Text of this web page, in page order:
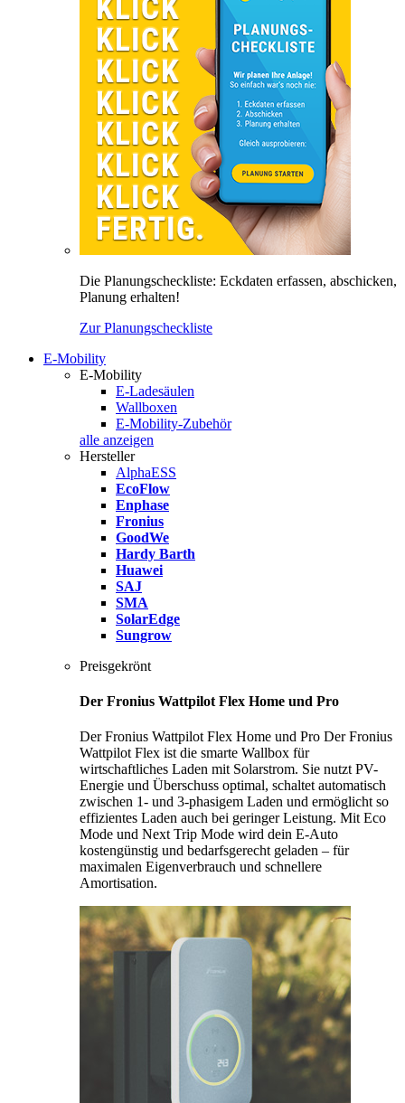
Die Planungscheckliste: Eckdaten erfassen, abschicken,
Planung erhalten!
Zur Planungscheckliste
E-Mobility
E-Mobility
E-Ladesäulen
Wallboxen
E-Mobility-Zubehör
alle anzeigen
Hersteller
AlphaESS
EcoFlow
Enphase
Fronius
GoodWe
Hardy Barth
Huawei
SAJ
SMA
SolarEdge
Sungrow
Preisgekrönt
Der Fronius Wattpilot Flex Home und Pro
Der Fronius Wattpilot Flex Home und Pro Der Fronius
Wattpilot Flex ist die smarte Wallbox für
wirtschaftliches Laden mit Solarstrom. Sie nutzt PV-
Energie und Überschuss optimal, schaltet automatisch
zwischen 1- und 3-phasigem Laden und ermöglicht so
effizientes Laden auch bei geringer Leistung. Mit Eco
Mode und Next Trip Mode wird dein E-Auto
kostengünstig und bedarfsgerecht geladen – für
maximalen Eigenverbrauch und schnellere
Amortisation.